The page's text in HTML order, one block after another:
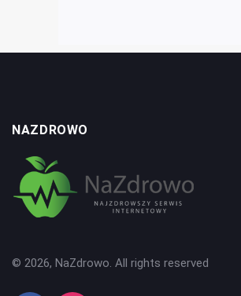
NAZDROWO
© 2026, NaZdrowo. All rights reserved